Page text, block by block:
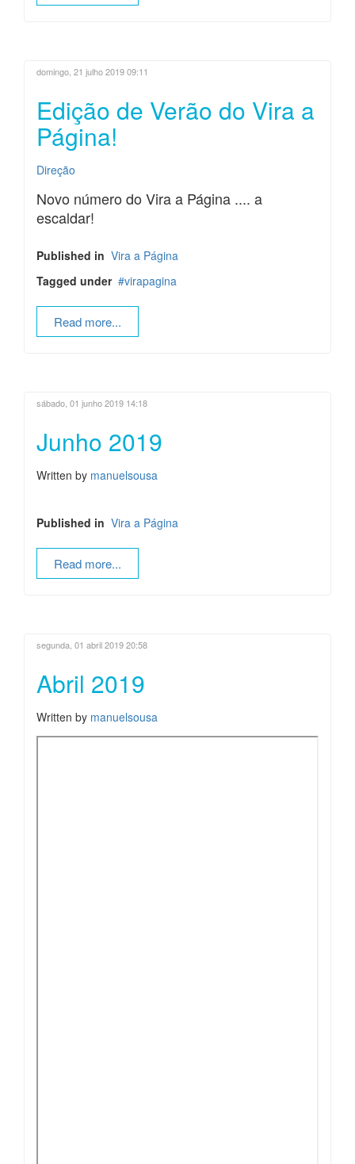
domingo, 21 julho 2019 09:11
Edição de Verão do Vira a
Página!
Direção
Novo número do Vira a Página .... a
escaldar!
Published in Vira a Página
Tagged under
virapagina
Read more...
sábado, 01 junho 2019 14:18
Junho 2019
Written by manuelsousa
Published in Vira a Página
Read more...
segunda, 01 abril 2019 20:58
Abril 2019
Written by manuelsousa